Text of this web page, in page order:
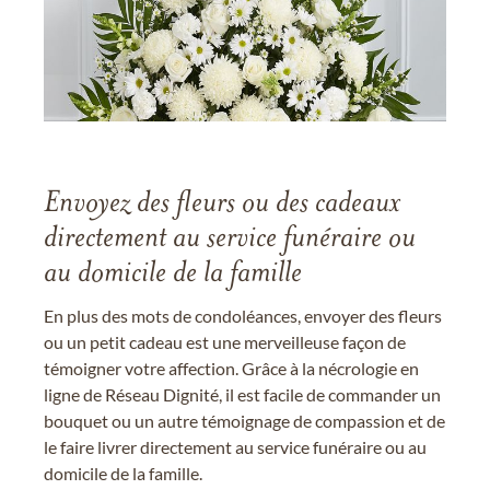
Envoyez des fleurs ou des cadeaux
directement au service funéraire ou
au domicile de la famille
En plus des mots de condoléances, envoyer des fleurs
ou un petit cadeau est une merveilleuse façon de
témoigner votre affection. Grâce à la nécrologie en
ligne de Réseau Dignité, il est facile de commander un
bouquet ou un autre témoignage de compassion et de
le faire livrer directement au service funéraire ou au
domicile de la famille.